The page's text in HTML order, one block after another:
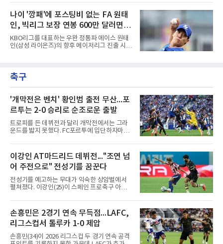
연속 빅리그를 누볐던 그의 올 시즌 첫 안타였다.
9회말 무사 1루에서도 보내
득차야 할 관중석은 텅 비었다. 리그 전체가 이렇
게 며칠씩 통째로 멈춘 것은 매우 이례적인 일이
다. 문밖을 나서면 거리는 사우나 한증막이고 10
여 분 걷기도 힘들고 머리도 멍해지는 날이 계속
되었다. 내일부터는 다시 함성이 돌아오겠지만,
지금 이 침묵은 승리도 패배도 아닌 다른 질문을
던진다. 왜 뛰지 않는 쪽이 오히려 더 똑똑한 선
가 있다. 시상하부라는 이 작은 기관은 혈액 온도
가 0.5도만
나이 '깡패'에 포스팅비 없는 FA 원태
인, 빅리그 보장 연봉 600만 달러면
도장 찍어야...샌디에이고 유력
KBO리그를 대표하는 우완 정통파 에이스 원태
인(삼성 라이온즈)의 향후 메이저리그 진출 시나
수) 신분으로 빅리그 무대를 두드릴 수 있는 조
건을 갖추게 된다.메이저리그 구단 입장에서 아
원소속 구단에 지불해야 하는 포스팅비다.하지
만 원태인은 이 포스팅 비용이 전혀 발생하지 않
는 완전한 FA이기 때문에, 구단들은 이적료로
나갈 예산을 고스란히 선수 연봉이나 계약금에
집중할 수 있는 절대적인 재정적 이점을 누리게
된다.여기에 과거 메이저리그
축구
'개막전은 벤치' 황인범 출전 무산...포
르투는 2-0 승리로 순조로운 출발
트로피를 든 데뷔전과 달리 개막전에서는 그라
운드를 밟지 못했다. FC포르투에 입단하자마자
인범(29)이 정규리그 개막전에서는 벤치를 지켰
다.포르투는 10일(한국시간) 포르투갈 포르투의
이스타디우 두 드라강에서 열린 알베르카와의
2026-2027 포르투갈 프리메이라리가 1라운드
홈 경기에서 2-0으로 이겼다. 두 골 모두 페널티
킥에서 나왔다. 전반 9분 안드레 실바가 상대 골
키퍼의 반칙으로 얻은 페널티킥을 직접 성공시
난 시즌 챔피언 포르투는 리그 2연패이자 통산
32번째 우승을 향한 첫발을 기분 좋
이강인 AT마드리드 데뷔전..."조연 넘
어 주전으로" 전성기를 꿈꾼다
전성기를 예고하는 무대가 익숙한 상암벌에서
펼쳐졌다. 이강인(25)이 스페인 프로축구 아틀
들 앞에서 화려하게 치렀다.9일 서울월드컵경기
장에서 열린 AT마드리드와 맨체스터 시티(맨시
티)의 2026 쿠팡플레이 시리즈 친선경기는 사실
상 이강인을 위한 거대한 입단식이었다. 킥오프
3시간여 전부터 경기장 주변은 팬들로 북적였
고, 그의 영문 이름과 새 등번호 '7'이 박힌 붉은
손흥민은 2경기 연속 무득점...LAFC,
리그스컵서 톨루카 1-0 제압
손흥민(34)이 2026 리그스컵 두 경기 연속 공격